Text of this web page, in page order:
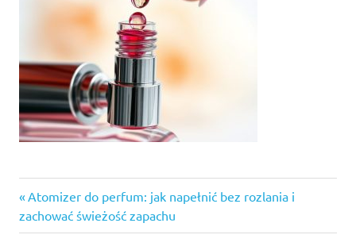
Nawigacja
wpisu
Previous
Post:
Atomizer do perfum: jak napełnić bez rozlania i
zachować świeżość zapachu